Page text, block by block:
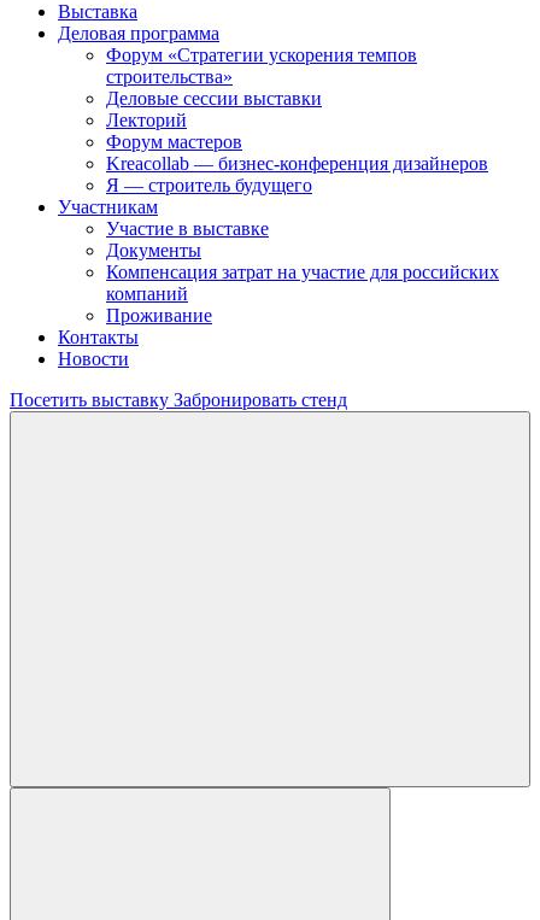
Выставка
Деловая программа
Форум «Стратегии ускорения темпов
строительства»
Деловые сессии выставки
Лекторий
Форум мастеров
Kreacollab — бизнес-конференция дизайнеров
Я — строитель будущего
Участникам
Участие в выставке
Документы
Компенсация затрат на участие для российских
компаний
Проживание
Контакты
Новости
Посетить выставку Забронировать стенд